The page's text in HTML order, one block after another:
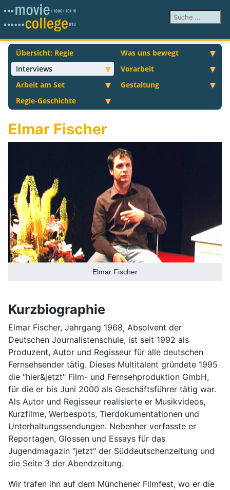
Suchen ...
Übersicht: Regie
Was uns bewegt
Interviews
Vorarbeit
Arbeit am Set
Gestaltung
Regie-Geschichte
Elmar Fischer
Elmar Fischer
Kurzbiographie
Elmar Fischer, Jahrgang 1968, Absolvent der
Deutschen Journalistenschule, ist seit 1992 als
Produzent, Autor und Regisseur für alle deutschen
Fernsehsender tätig. Dieses Multitalent gründete 1995
die "hier&jetzt" Film- und Fernsehproduktion GmbH,
für die er bis Juni 2000 als Geschäftsführer tätig war.
Als Autor und Regisseur realisierte er Musikvideos,
Kurzfilme, Werbespots, Tierdokumentationen und
Unterhaltungssendungen. Nebenher verfasste er
Reportagen, Glossen und Essays für das
Jugendmagazin "jetzt" der Süddeutschenzeitung und
die Seite 3 der Abendzeitung.
Wir trafen ihn auf dem Münchener Filmfest, wo er die